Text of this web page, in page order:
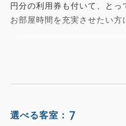
円分の利用券も付いて、とっ
お部屋時間を充実させたい方
1部屋につき「売店利用券
ラ･伊豆 マルシェ／渚の熱
後楽園店／HOTEL SHOP／
選べる客室： 7